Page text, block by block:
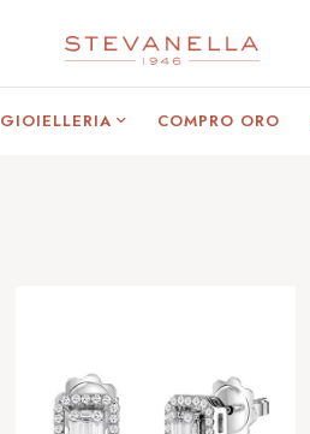
GIOIELLERIA COMPRO ORO